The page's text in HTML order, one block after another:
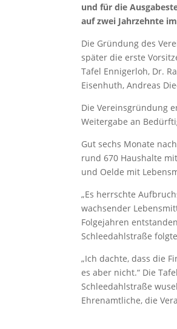
und für die
auf zwei Jahrzehnte
Die Gründung des
später die erste
Tafel Ennigerloh, Dr.
Eisenhuth, Andreas
Die Vereinsgründung
Weitergabe an
Gut sechs Monate
rund 670 Haushalte
und Oelde mit
„Es herrschte
wachsender
Folgejahren
Schleedahlstraße
„Ich dachte, dass die
es aber nicht.“ Die
Schleedahlstraße
Ehrenamtliche, die